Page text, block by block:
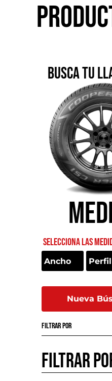
BUSCA TU
Selecciona las
Nueva
Filtrar por
Filtrar